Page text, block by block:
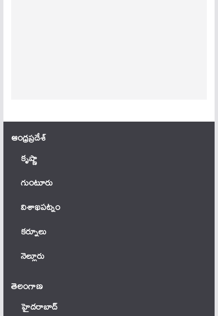
ఆంధ్ర‌ప్ర‌దేశ్
కృష్ణా
గుంటూరు
విశాఖపట్నం
కర్నూలు
నెల్లూరు
తెలంగాణ‌
హైదరాబాద్